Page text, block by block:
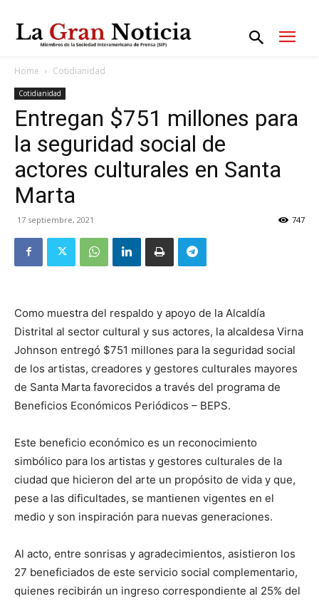
Home Cotidianidad
Cotidianidad
Entregan $751 millones para
la seguridad social de
actores culturales en Santa
Marta
17 septiembre, 2021 747
Como muestra del respaldo y apoyo de la Alcaldía
Distrital al sector cultural y sus actores, la alcaldesa Virna
Johnson entregó $751 millones para la seguridad social
de los artistas, creadores y gestores culturales mayores
de Santa Marta favorecidos a través del programa de
Beneficios Económicos Periódicos – BEPS.
Este beneficio económico es un reconocimiento
simbólico para los artistas y gestores culturales de la
ciudad que hicieron del arte un propósito de vida y que,
pese a las dificultades, se mantienen vigentes en el
medio y son inspiración para nuevas generaciones.
Al acto, entre sonrisas y agradecimientos, asistieron los
27 beneficiados de este servicio social complementario,
quienes recibirán un ingreso correspondiente al 25% del